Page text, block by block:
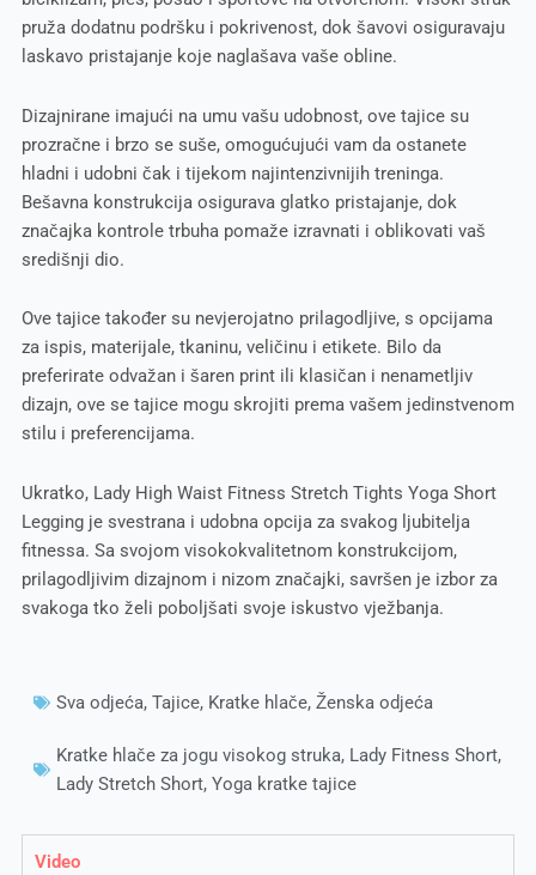
pruža dodatnu podršku i pokrivenost, dok šavovi osiguravaju
laskavo pristajanje koje naglašava vaše obline.
Dizajnirane imajući na umu vašu udobnost, ove tajice su
prozračne i brzo se suše, omogućujući vam da ostanete
hladni i udobni čak i tijekom najintenzivnijih treninga.
Bešavna konstrukcija osigurava glatko pristajanje, dok
značajka kontrole trbuha pomaže izravnati i oblikovati vaš
središnji dio.
Ove tajice također su nevjerojatno prilagodljive, s opcijama
za ispis, materijale, tkaninu, veličinu i etikete. Bilo da
preferirate odvažan i šaren print ili klasičan i nenametljiv
dizajn, ove se tajice mogu skrojiti prema vašem jedinstvenom
stilu i preferencijama.
Ukratko, Lady High Waist Fitness Stretch Tights Yoga Short
Legging je svestrana i udobna opcija za svakog ljubitelja
fitnessa. Sa svojom visokokvalitetnom konstrukcijom,
prilagodljivim dizajnom i nizom značajki, savršen je izbor za
svakoga tko želi poboljšati svoje iskustvo vježbanja.
Sva odjeća, Tajice, Kratke hlače, Ženska odjeća
Kratke hlače za jogu visokog struka, Lady Fitness Short,
Lady Stretch Short, Yoga kratke tajice
Video